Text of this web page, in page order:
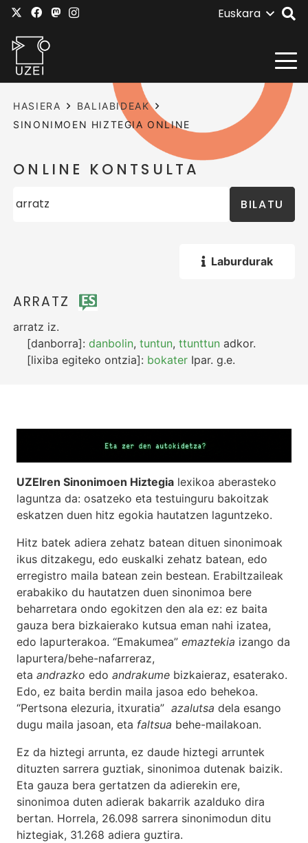
Euskara
HASIERA
BALIABIDEAK
SINONIMOEN HIZTEGIA ONLINE
ONLINE KONTSULTA
BILATU
Laburdurak
ARRATZ
arratz iz.
[danborra]:danbolin,tuntun,ttunttun adkor.
[lixiba egiteko ontzia]: bokater Ipar. g.e.
UZEIren Sinonimoen Hiztegia lexikoa aberasteko
laguntza da: osatzeko eta testuinguru bakoitzak
eskatzen duen hitz egokia hautatzen laguntzeko.
Hitz batek adiera zehatz batean dituen sinonimoak
ikus ditzakegu, edo euskalki zehatz batean, edo
erregistro maila batean zein bestean. Erabiltzaileak
erabakiko du hautatzen duen sinonimoa bere
beharretara ondo egokitzen den ala ez: ez baita
gauza bera bizkaierako kutsua eman nahi izatea,
edo lapurterakoa. “Emakumea” emaztekia izango da
lapurtera/behe-nafarreraz,
eta andrazko edo andrakume bizkaieraz, esaterako.
Edo, ez baita berdin maila jasoa edo behekoa.
“Pertsona elezuria, itxuratia” azalutsa dela esango
dugu maila jasoan, eta faltsua behe-mailakoan.
Ez da hiztegi arrunta, ez daude hiztegi arruntek
dituzten sarrera guztiak, sinonimoa dutenak baizik.
Eta gauza bera gertatzen da adierekin ere,
sinonimoa duten adierak bakarrik azalduko dira
bertan. Horrela, 26.098 sarrera sinonimodun ditu
hiztegiak, 31.268 adiera guztira.